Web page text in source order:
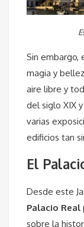
Sin embargo,
magia y
aire libre y
del siglo XIX
varias
edificios tan
El
Desde este
Palacio Real
sobre la